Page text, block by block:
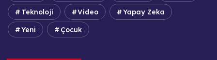
Teknoloji Video Yapay Zeka
Yeni Çocuk